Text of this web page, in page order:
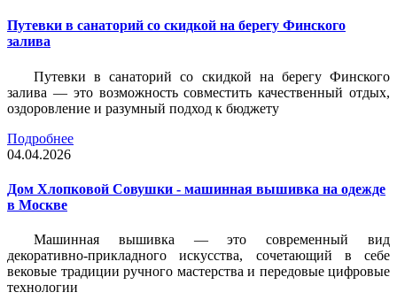
Путевки в санаторий со скидкой на берегу Финского
залива
Путевки в санаторий со скидкой на берегу Финского
залива — это возможность совместить качественный отдых,
оздоровление и разумный подход к бюджету
Подробнее
04.04.2026
Дом Хлопковой Совушки - машинная вышивка на одежде
в Москве
Машинная вышивка — это современный вид
декоративно-прикладного искусства, сочетающий в себе
вековые традиции ручного мастерства и передовые цифровые
технологии